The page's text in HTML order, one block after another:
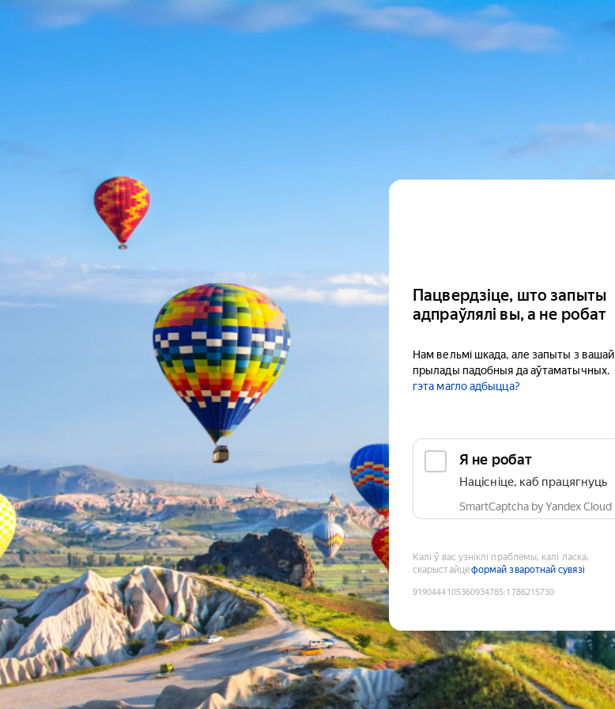
Пацвердзіце, што запыты
адпраўлялі вы, а не робат
Нам вельмі шкада, але запыты з вашай
прылады падобныя да аўтаматычных.
гэта магло адбыцца?
Я не робат
Націсніце, каб працягнуць
SmartCaptcha by Yandex Cloud
Калі ў вас узніклі праблемы, калі ласка,
скарыстайцеформай зваротнай сувязі
9190444105360934785:1786215730